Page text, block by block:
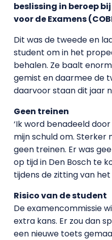
beslissing in beroep
voor de Examens
Dit was de tweede en
student om in het
behalen. Ze baalt
gemist en daarmee de
daarvoor staan dit jaar
Geen treinen
‘Ik word benadeeld
mijn schuld om. Sterker
geen treinen. Er was
op tijd in Den Bosch te
tijdens de zitting van het
Risico van de student
De examencommissie
extra kans. Er zou dan
een nieuwe toets